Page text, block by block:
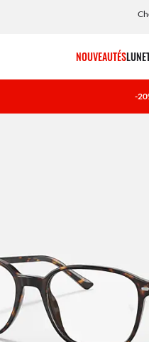
NOUVEAUTÉS
-